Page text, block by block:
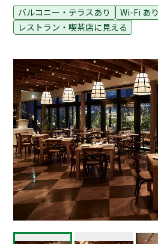
バルコニー・テラスあり Wi-Fi あり
レストラン・喫茶店に見える